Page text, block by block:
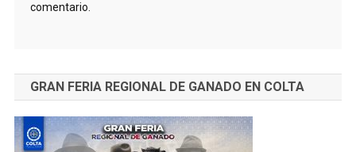
comentario.
GRAN FERIA REGIONAL DE GANADO EN COLTA